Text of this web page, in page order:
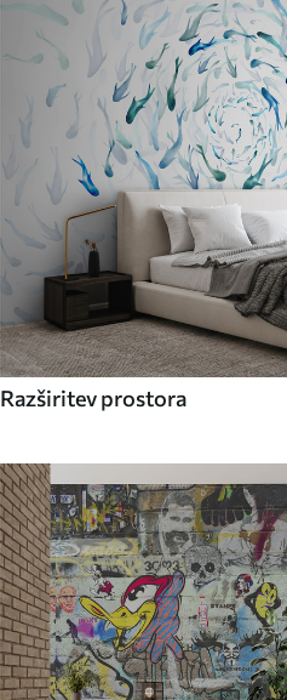
Razširitev prostora